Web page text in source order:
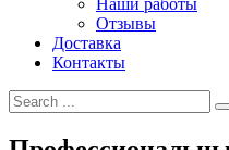
Отзывы
Доставка
Контакты